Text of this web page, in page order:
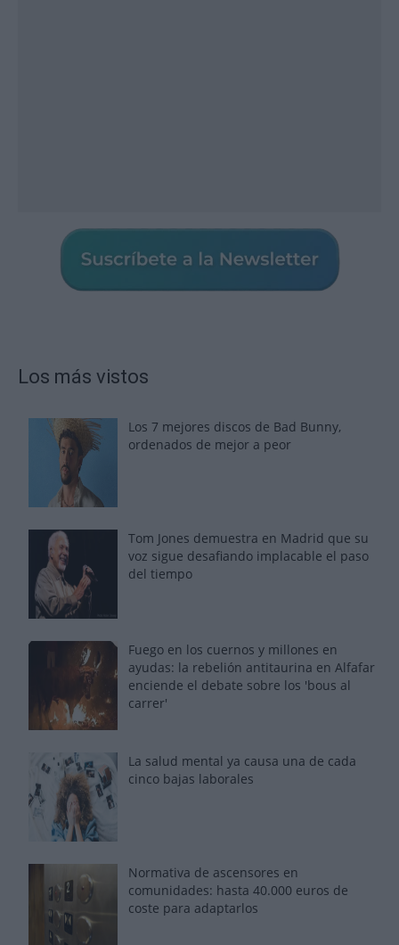
Los más vistos
Los 7 mejores discos de Bad Bunny,
ordenados de mejor a peor
Tom Jones demuestra en Madrid que su
voz sigue desafiando implacable el paso
del tiempo
Fuego en los cuernos y millones en
ayudas: la rebelión antitaurina en Alfafar
enciende el debate sobre los 'bous al
carrer'
La salud mental ya causa una de cada
cinco bajas laborales
Normativa de ascensores en
comunidades: hasta 40.000 euros de
coste para adaptarlos